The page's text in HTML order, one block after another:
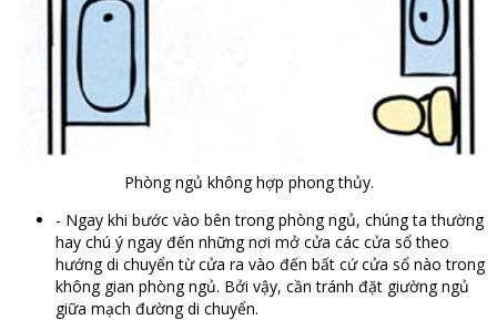
Phòng ngủ không hợp phong thủy.
- Ngay khi bước vào bên trong phòng ngủ, chúng ta thường
hay chú ý ngay đến những nơi mở cửa các cửa sổ theo
hướng di chuyển từ cửa ra vào đến bất cứ cửa sổ nào trong
không gian phòng ngủ. Bởi vậy, cần tránh đặt giường ngủ
giữa mạch đường di chuyển.